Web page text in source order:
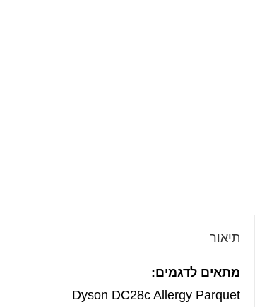
תיאור
מתאים לדגמים:
Dyson DC28c Allergy Parquet